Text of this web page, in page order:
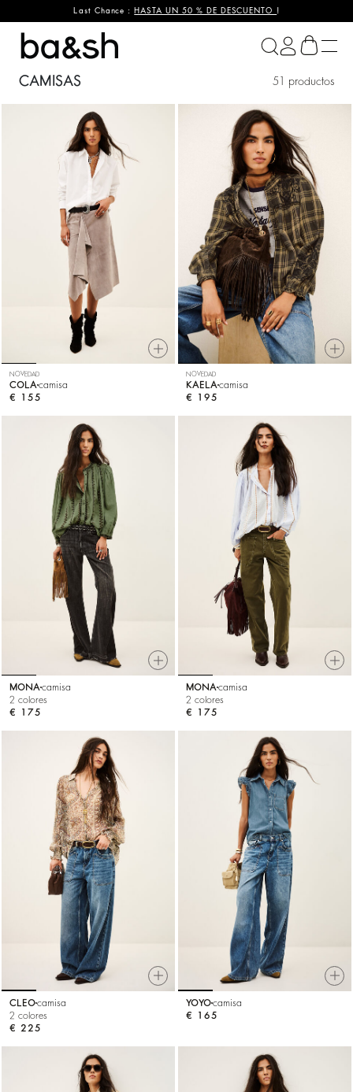
Last Chance : HASTA UN 50 % DE DESCUENTO !
ba&sh
CAMISAS 51 productos
NOVEDAD
COLA camisa
€ 155
NOVEDAD
KAELA camisa
€ 195
MONAcamisa
2 colores
€ 175
MONAcamisa
2 colores
€ 175
CLEOcamisa
2 colores
€ 225
YOYOcamisa
€ 165